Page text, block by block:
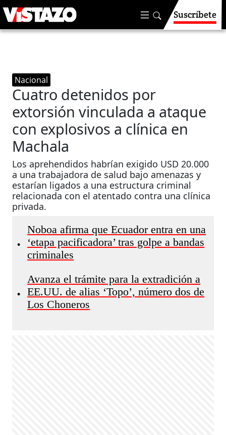
Suscríbete
Nacional
Cuatro detenidos por
extorsión vinculada a ataque
con explosivos a clínica en
Machala
Los aprehendidos habrían exigido USD 20.000
a una trabajadora de salud bajo amenazas y
estarían ligados a una estructura criminal
relacionada con el atentado contra una clínica
privada.
•
Noboa afirma que Ecuador entra en una
‘etapa pacificadora’ tras golpe a bandas
criminales
•
Avanza el trámite para la extradición a
EE.UU. de alias ‘Topo’, número dos de
Los Choneros